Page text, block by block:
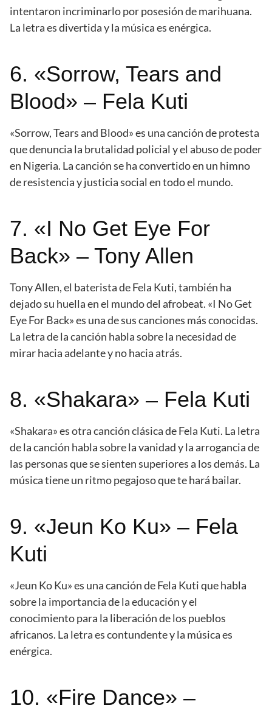
intentaron incriminarlo por posesión de marihuana.
La letra es divertida y la música es enérgica.
6. «Sorrow, Tears and
Blood» – Fela Kuti
«Sorrow, Tears and Blood» es una canción de protesta
que denuncia la brutalidad policial y el abuso de poder
en Nigeria. La canción se ha convertido en un himno
de resistencia y justicia social en todo el mundo.
7. «I No Get Eye For
Back» – Tony Allen
Tony Allen, el baterista de Fela Kuti, también ha
dejado su huella en el mundo del afrobeat. «I No Get
Eye For Back» es una de sus canciones más conocidas.
La letra de la canción habla sobre la necesidad de
mirar hacia adelante y no hacia atrás.
8. «Shakara» – Fela Kuti
«Shakara» es otra canción clásica de Fela Kuti. La letra
de la canción habla sobre la vanidad y la arrogancia de
las personas que se sienten superiores a los demás. La
música tiene un ritmo pegajoso que te hará bailar.
9. «Jeun Ko Ku» – Fela
Kuti
«Jeun Ko Ku» es una canción de Fela Kuti que habla
sobre la importancia de la educación y el
conocimiento para la liberación de los pueblos
africanos. La letra es contundente y la música es
enérgica.
10. «Fire Dance» –